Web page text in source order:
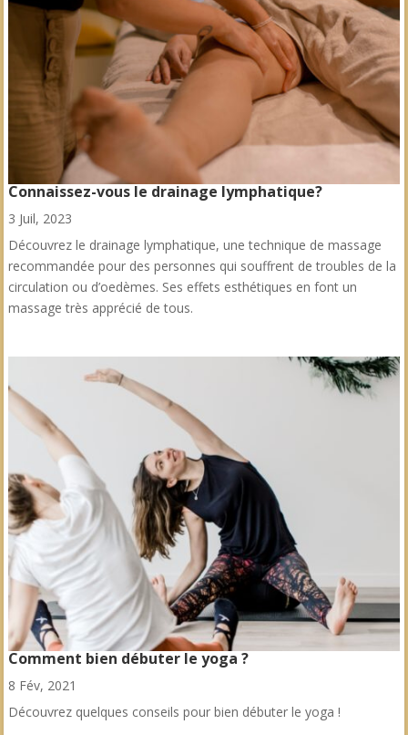
Connaissez-vous le drainage lymphatique?
3 Juil, 2023
Découvrez le drainage lymphatique, une technique de massage
recommandée pour des personnes qui souffrent de troubles de la
circulation ou d’oedèmes. Ses effets esthétiques en font un
massage très apprécié de tous.
Comment bien débuter le yoga ?
8 Fév, 2021
Découvrez quelques conseils pour bien débuter le yoga !